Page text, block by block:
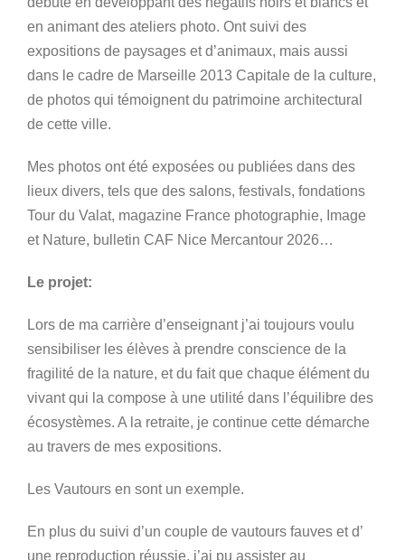
en animant des ateliers photo. Ont suivi des
expositions de paysages et d’animaux, mais aussi
dans le cadre de Marseille 2013 Capitale de la culture,
de photos qui témoignent du patrimoine architectural
de cette ville.
Mes photos ont été exposées ou publiées dans des
lieux divers, tels que des salons, festivals, fondations
Tour du Valat, magazine France photographie, Image
et Nature, bulletin CAF Nice Mercantour 2026…
Le projet:
Lors de ma carrière d’enseignant j’ai toujours voulu
sensibiliser les élèves à prendre conscience de la
fragilité de la nature, et du fait que chaque élément du
vivant qui la compose à une utilité dans l’équilibre des
écosystèmes. A la retraite, je continue cette démarche
au travers de mes expositions.
Les Vautours en sont un exemple.
En plus du suivi d’un couple de vautours fauves et d’
une reproduction réussie, j’ai pu assister au